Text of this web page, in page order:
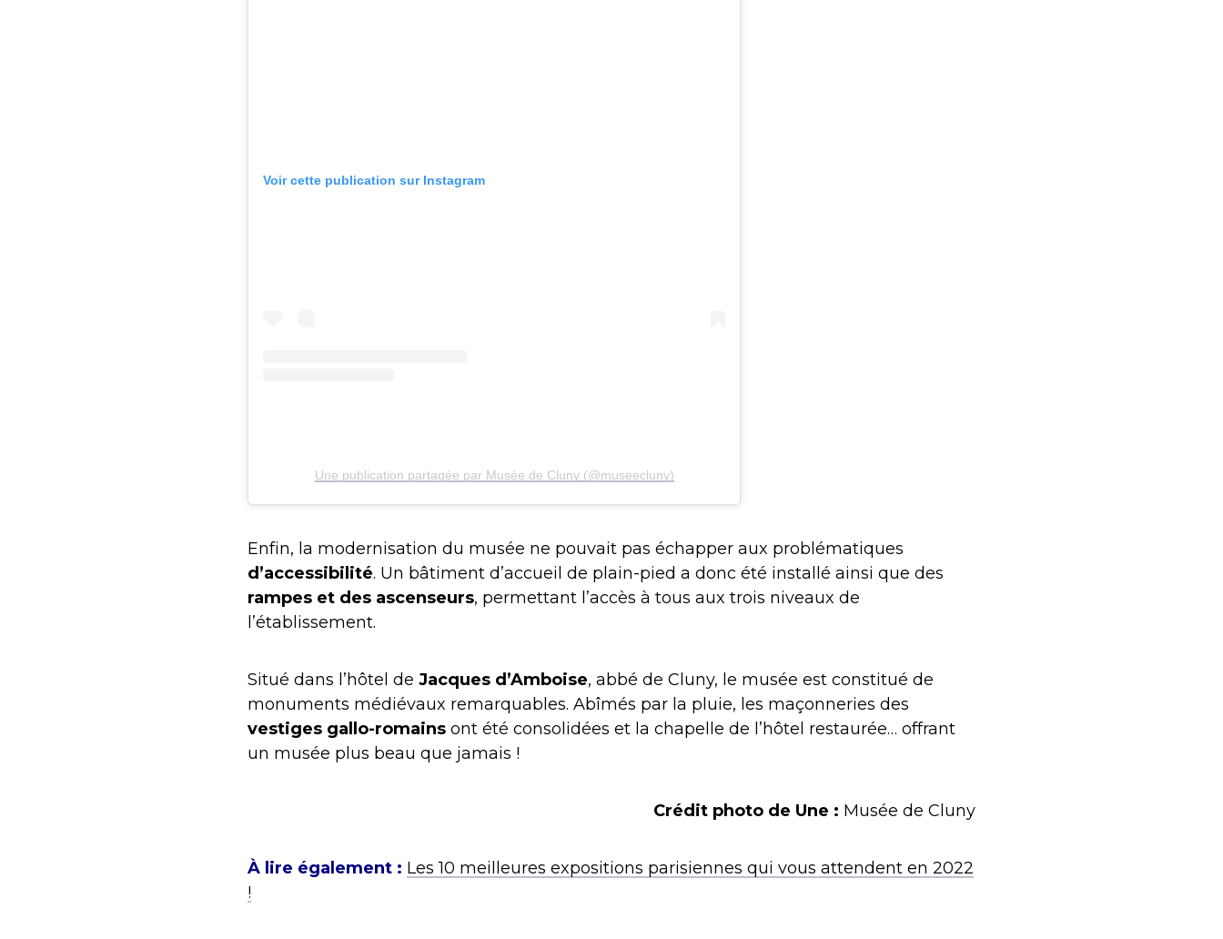
Voir cette publication sur Instagram
Une publication partagée par Musée de Cluny (@museecluny)
Enfin, la modernisation du musée ne pouvait pas échapper aux problématiques
d’accessibilité. Un bâtiment d’accueil de plain-pied a donc été installé ainsi que des
rampes et des ascenseurs, permettant l’accès à tous aux trois niveaux de
l’établissement.
Situé dans l’hôtel de Jacques d’Amboise, abbé de Cluny, le musée est constitué de
monuments médiévaux remarquables. Abîmés par la pluie, les maçonneries des
vestiges gallo-romains ont été consolidées et la chapelle de l’hôtel restaurée… offrant
un musée plus beau que jamais !
Crédit photo de Une : Musée de Cluny
À lire également : Les 10 meilleures expositions parisiennes qui vous attendent en 2022
!